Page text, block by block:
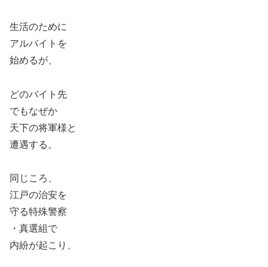
生活のために
アルバイトを
始めるが、
どのバイト先
でもなぜか
天下の将軍様と
遭遇する。
同じころ、
江戸の治安を
守る特殊警察
・真選組で
内紛が起こり、